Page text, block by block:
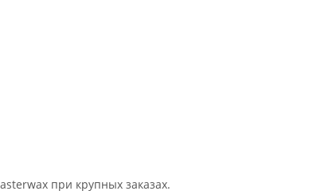
при крупных заказах.